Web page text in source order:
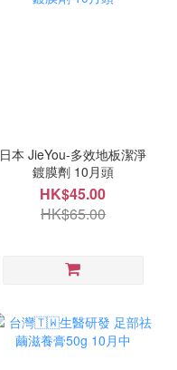
日本 JieYou-多效地板潔淨
鍍膜劑 10月頭
HK$45.00
HK$65.00